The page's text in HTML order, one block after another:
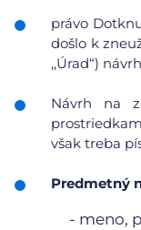
právo
došlo k
,,Úrad“)
Návrh na
však treba
Predmetný
- meno,